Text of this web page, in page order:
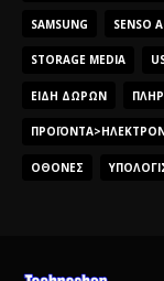
SAMSUNG SENSO
STORAGE MEDIA
ΕΊΔΗ ΔΏΡΩΝ
ΟΘΌΝΕΣ